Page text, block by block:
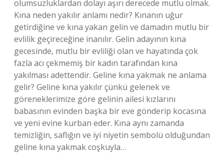
olumsuzluklardan dolayı aşırı derecede mutlu olmak.
Kına neden yakılır anlamı nedir? Kınanın uğur
getirdiğine ve kına yakan gelin ve damadın mutlu bir
evlilik geçireceğine inanılır. Gelin adayının kına
gecesinde, mutlu bir evliliği olan ve hayatında çok
fazla acı çekmemiş bir kadın tarafından kına
yakılması adettendir. Geline kına yakmak ne anlama
gelir? Geline kına yakılır çünkü gelenek ve
göreneklerimize göre gelinin ailesi kızlarını
babasının evinden başka bir eve gönderip kocasına
ve yeni evine kurban eder. Kına aynı zamanda
temizliğin, saflığın ve iyi niyetin sembolü olduğundan
geline kına yakmak coşkuyla…